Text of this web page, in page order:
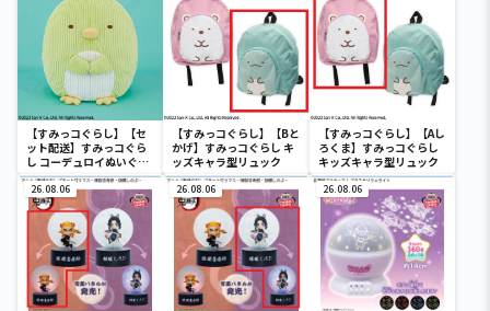
【すみっコぐらし】【セ
ット配送】すみっコぐら
し コーデュロイぬいぐる
みXL プレミアム ぺんぎ
ん？
【すみっコぐらし】【Bと
かげ】すみっコぐらし キ
ッズキャラ型リュック
【すみっコぐらし】【Aし
ろくま】すみっコぐらし
キッズキャラ型リュック
26.08.06 26.08.06 26.08.06